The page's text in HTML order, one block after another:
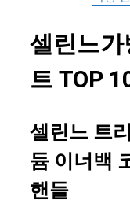
셀린느
트 TOP
셀린느 트
듐 이너백
핸들